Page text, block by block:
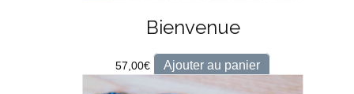
Bienvenue
57,00€ Ajouter au panier